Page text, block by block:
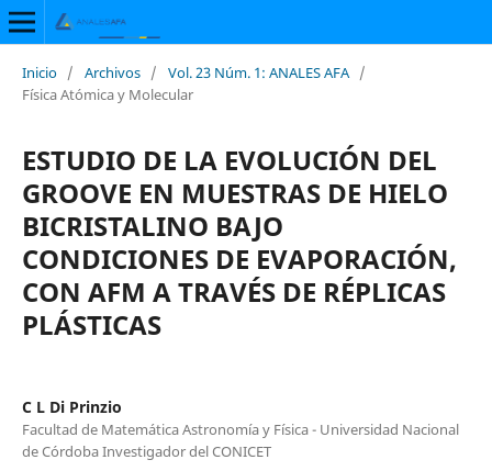
Inicio / Archivos / Vol. 23 Núm. 1: ANALES AFA /
Física Atómica y Molecular
ESTUDIO DE LA EVOLUCIÓN DEL
GROOVE EN MUESTRAS DE HIELO
BICRISTALINO BAJO
CONDICIONES DE EVAPORACIÓN,
CON AFM A TRAVÉS DE RÉPLICAS
PLÁSTICAS
C L Di Prinzio
Facultad de Matemática Astronomía y Física - Universidad Nacional
de Córdoba Investigador del CONICET